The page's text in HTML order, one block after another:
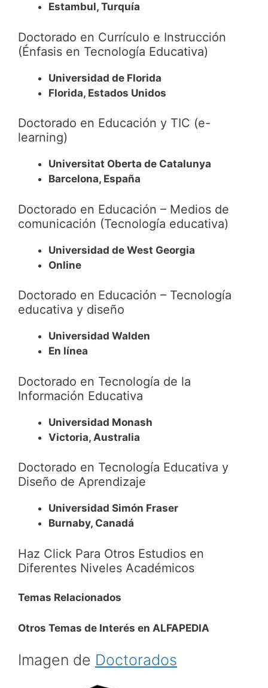
Estambul, Turquía
Doctorado en Currículo e Instrucción
(Énfasis en Tecnología Educativa)
Universidad de Florida
Florida, Estados Unidos
Doctorado en Educación y TIC (e-
learning)
Universitat Oberta de Catalunya
Barcelona, España
Doctorado en Educación – Medios de
comunicación (Tecnología educativa)
Universidad de West Georgia
Online
Doctorado en Educación – Tecnología
educativa y diseño
Universidad Walden
En línea
Doctorado en Tecnología de la
Información Educativa
Universidad Monash
Victoria, Australia
Doctorado en Tecnología Educativa y
Diseño de Aprendizaje
Universidad Simón Fraser
Burnaby, Canadá
Haz Click Para Otros Estudios en
Diferentes Niveles Académicos
Temas Relacionados
Otros Temas de Interés en ALFAPEDIA
Imagen de Doctorados